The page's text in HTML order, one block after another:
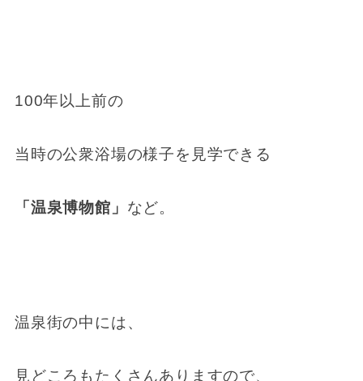
100年以上前の
当時の公衆浴場の様子を見学できる
「温泉博物館」 など。
温泉街の中には、
見どころもたくさんありますので、